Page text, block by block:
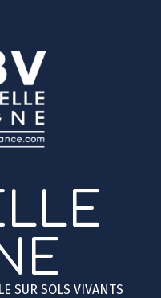
SUR SOLS VIVANTS